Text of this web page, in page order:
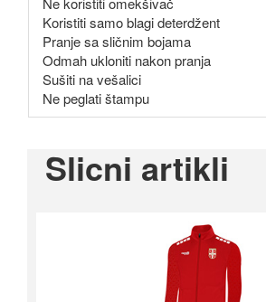
Koristiti samo blagi deterdžent
Pranje sa sličnim bojama
Odmah ukloniti nakon pranja
Sušiti na vešalici
Ne peglati štampu
Slicni artikli